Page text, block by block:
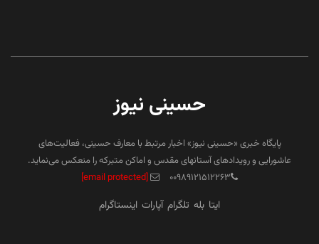
حسینی نیوز
پایگاه خبری «حسینی نیوز» اخبار مرتبط با معارف حسینی، فعالیت‌های
عاشورایی و رویدادهای آستانهای مقدس و اماکن متبرکه را منعکس می‌نماید.
۰۰۹۸۹۱۲۱۵۱۲۲۶۳
[email protected]
ایتا بله تلگرام آپارات اینستاگرام